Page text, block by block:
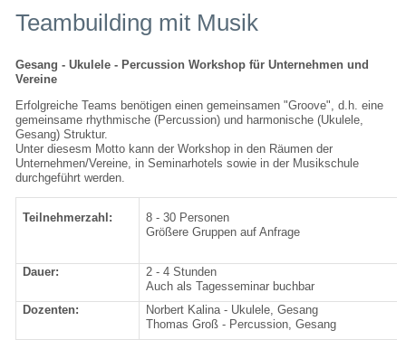
Teambuilding mit Musik
Gesang - Ukulele - Percussion Workshop für Unternehmen und
Vereine
Erfolgreiche Teams benötigen einen gemeinsamen "Groove", d.h. eine
gemeinsame rhythmische (Percussion) und harmonische (Ukulele,
Gesang) Struktur.
Unter diesesm Motto kann der Workshop in den Räumen der
Unternehmen/Vereine, in Seminarhotels sowie in der Musikschule
durchgeführt werden.
Teilnehmerzahl:
8 - 30 Personen
Größere Gruppen auf Anfrage
Dauer:
2 - 4 Stunden
Auch als Tagesseminar buchbar
Dozenten:
Norbert Kalina - Ukulele, Gesang
Thomas Groß - Percussion, Gesang